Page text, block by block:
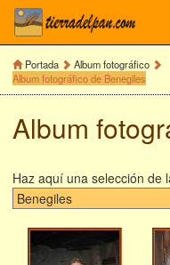
Portada
Album fotográfico
Album fotográfico de Benegiles
Album
Haz aquí una selección de